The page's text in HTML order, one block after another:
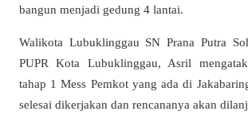
bangun menjadi gedung 4 lantai.
Walikota Lubuklinggau SN Prana Putra
PUPR Kota Lubuklinggau, Asril
tahap 1 Mess Pemkot yang ada di
selesai dikerjakan dan rencananya akan